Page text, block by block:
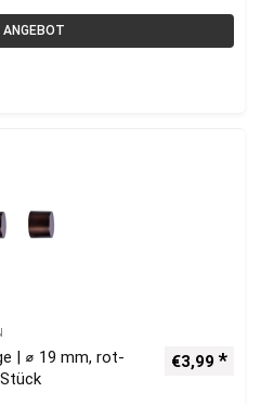
ANGEBOT
| ⌀ 19 mm, rot-
€3,99